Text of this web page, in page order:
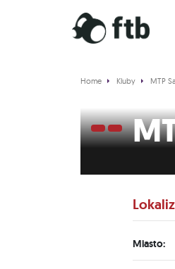
Home Kluby MTP
Miasto: